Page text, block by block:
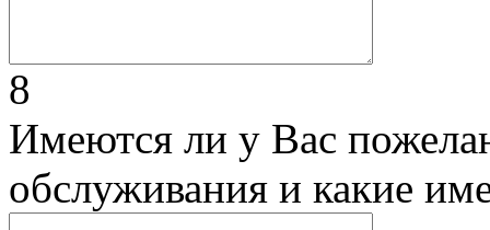
8
Имеются ли у Вас
обслуживания и какие